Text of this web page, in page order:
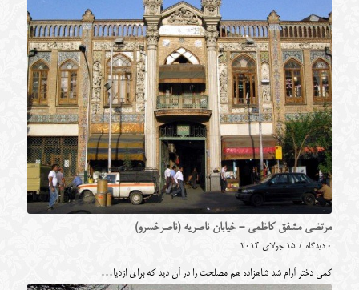
مرتضی مشفق کاظمی - خیابان ناصریه (ناصرخسرو)
0 دیدگاه / 15 جولای 2014
کمی دختر آرام شد شاهزاده هم مصلحت را در آن دید که برای ازدیا…